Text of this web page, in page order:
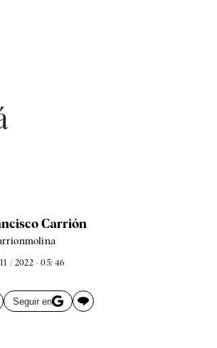
Carrión
/ 2022 - 05: 46
Seguir en